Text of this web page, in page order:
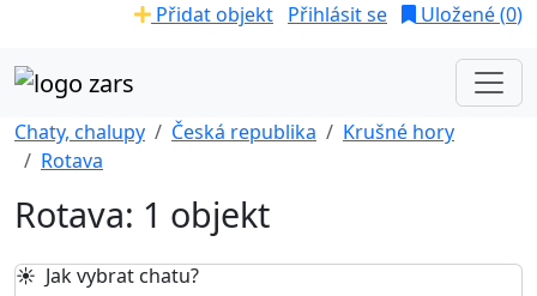
Přidat objekt Přihlásit se Uložené (0)
Chaty, chalupy Česká republika
Krušné hory
Rotava
Rotava: 1 objekt
☀️ Jak vybrat chatu?